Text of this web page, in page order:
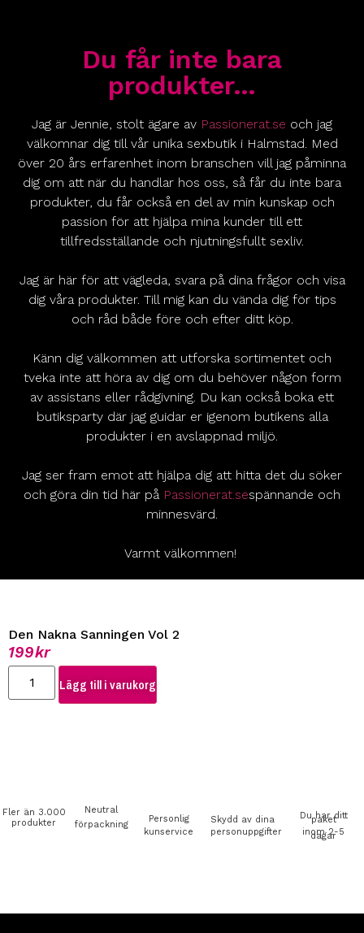
Du får inte bara
produkter…
Jag är Jennie, stolt ägare av Passionerat.se och jag
välkomnar dig till vår unika sexbutik i Halmstad. Med
över 20 års erfarenhet inom branschen vill jag påminna
dig om att när du handlar hos oss, så får du inte bara
produkter, du får också en del av min kunskap och
passion för att hjälpa mina kunder till ett
tillfredsställande och njutningsfullt sexliv.
Jag är här för att vägleda, svara på dina frågor och visa
dig våra produkter. Till mig kan du vända dig för tips
och råd både före och efter ditt köp.
Känn dig välkommen att utforska sortimentet och
tveka inte att höra av dig om du behöver någon form
av assistans eller rådgivning. Du kan också boka ett
butiksparty där jag guidar er igenom butikens alla
produkter i en avslappnad miljö.
Jag ser fram emot att hjälpa dig att hitta det du söker
och göra din tid här på Passionerat.sespännande och
minnesvärd.
Varmt välkommen!
Den Nakna Sanningen Vol 2
199kr
Lägg till i varukorg
Fler än 3.000
produkter
Neutral
förpackning
Personlig
kunservice
Skydd av dina
personuppgifter
Du har ditt
paket
inom 2-5
dagar